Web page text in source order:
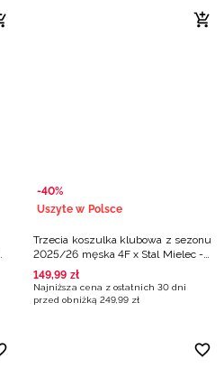
-40%
Uszyte w Polsce
Trzecia koszulka klubowa z sezonu
2025/26 męska 4F x Stal Mielec -
czarna
149,99 zł
Najniższa cena z ostatnich 30 dni
przed obniżką 249,99 zł